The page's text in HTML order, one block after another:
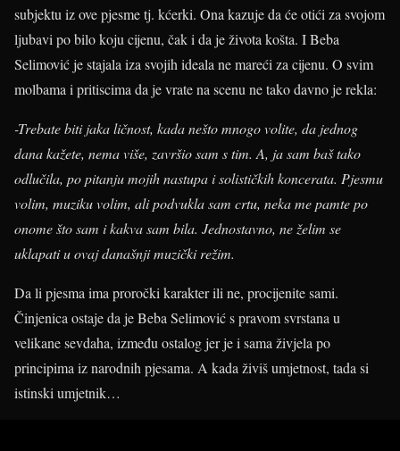
subjektu iz ove pjesme tj. kćerki. Ona kazuje da će otići za svojom
ljubavi po bilo koju cijenu, čak i da je života košta. I Beba
Selimović je stajala iza svojih ideala ne mareći za cijenu. O svim
molbama i pritiscima da je vrate na scenu ne tako davno je rekla:
-Trebate biti jaka ličnost, kada nešto mnogo volite, da jednog
dana kažete, nema više, završio sam s tim. A, ja sam baš tako
odlučila, po pitanju mojih nastupa i solističkih koncerata. Pjesmu
volim, muziku volim, ali podvukla sam crtu, neka me pamte po
onome što sam i kakva sam bila. Jednostavno, ne želim se
uklapati u ovaj današnji muzički režim.
Da li pjesma ima proročki karakter ili ne, procijenite sami.
Činjenica ostaje da je Beba Selimović s pravom svrstana u
velikane sevdaha, između ostalog jer je i sama živjela po
principima iz narodnih pjesama. A kada živiš umjetnost, tada si
istinski umjetnik…